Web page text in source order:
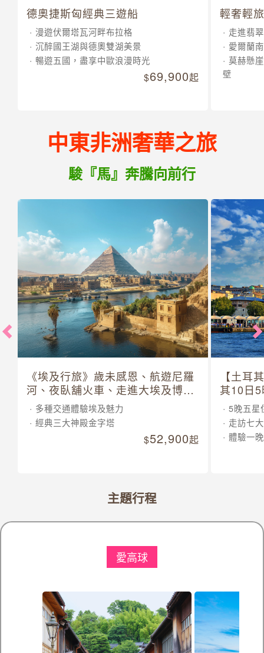
德奧捷斯匈經典三遊船
漫遊伏爾塔瓦河畔布拉格
沉醉國王湖與德奧雙湖美景
暢遊五國，盡享中歐浪漫時光
69,900起
輕奢輕
走進翡
愛爾蘭
莫赫懸
壁
中東非洲奢華之旅
駿『馬』奔騰向前行
《埃及行旅》歲未感恩、航遊尼羅
河、夜臥舖火車、走進大埃及博物
館 10 日
多種交通體驗埃及魅力
經典三大神殿金字塔
52,900起
【土耳
其10日
5晚五星
走訪七
體驗一
愛高球
主題行程